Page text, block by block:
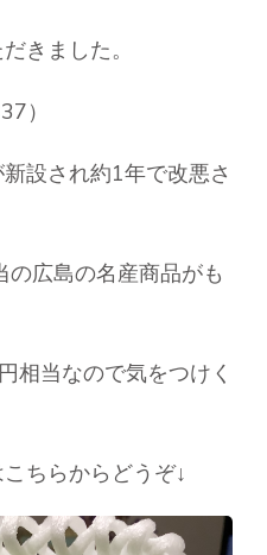
きました。
）
設され約1年で改悪さ
広島の名産商品がも
相当なので気をつけく
ちらからどうぞ↓